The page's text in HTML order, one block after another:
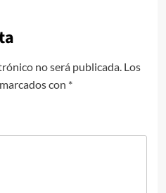
no será publicada. Los
con *